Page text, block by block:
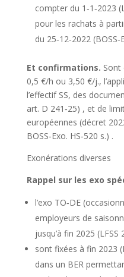
compter du 1‑1‑2023
pour les rachats à
du 25‑12‑2022
Et confirmations.
0,5 €/h ou 3,50 €/j.,
l’effectif SS, des
art. D 241‑25) , et de
européennes (décret
BOSS‑Exo. HS‑520 s.) .
Exonérations diverses
Rappel sur les exo
l’exo TO‑DE
employeurs de
jusqu’à fin 2025 (LFSS
sont fixées à fin 2023
dans un BER